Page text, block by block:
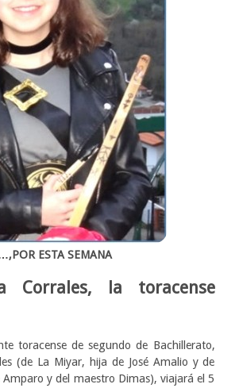
ESTA SEMANA
Corrales, la toracense
toracense de segundo de Bachillerato,
(de La Miyar, hija de José Amalio y de
y del maestro Dimas), viajará el 5